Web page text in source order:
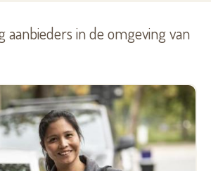
aanbieders in de omgeving van